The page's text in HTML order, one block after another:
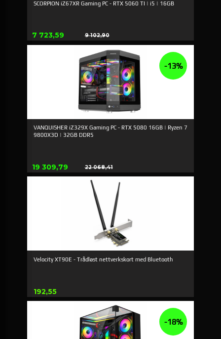
SCORPION iZ67XR Gaming PC - RTX 5060 TI | i5 | 16GB
Tilbud
7 723,59 9 102,90
Rabat
VANQUISHER iZ329X Gaming PC - RTX 5080 16GB | Ryzen 7
9800X3D | 32GB DDR5
Tilbud
19 309,79 22 068,41
Rabat
-13%
Velocity XT90E - Trådløst nettverkskort med Bluetooth
Pris
192,55
-18%